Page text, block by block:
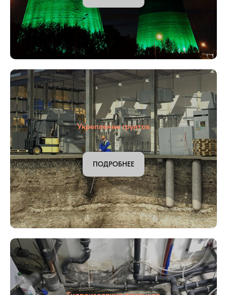
Ремонт дымовых труб и градирен
ПОДРОБНЕЕ
Укрепление грунтов
ПОДРОБНЕЕ